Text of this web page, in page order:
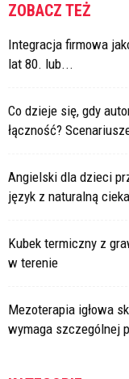
ZOBACZ TEŻ
Integracja firmowa
lat 80. lub...
Co dzieje się, gdy
łączność?
Angielski dla dzieci
język z naturalną
Kubek termiczny z
w terenie
Mezoterapia igłowa
wymaga szczególnej